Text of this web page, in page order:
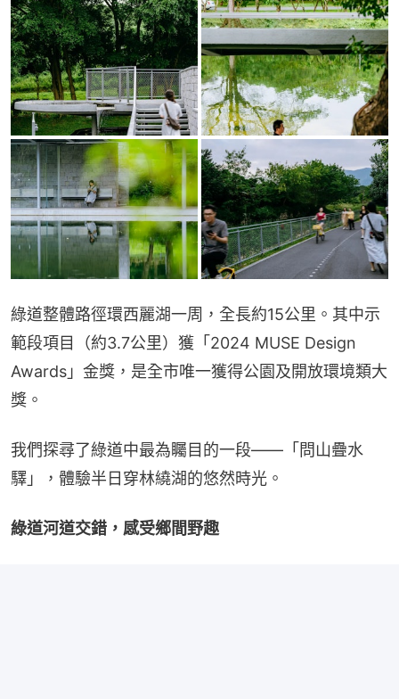
綠道整體路徑環西麗湖一周，全長約15公里。其中示
範段項目（約3.7公里）獲「2024 MUSE Design
Awards」金獎，是全市唯一獲得公園及開放環境類大
獎。
我們探尋了綠道中最為矚目的一段——「問山疊水
驛」，體驗半日穿林繞湖的悠然時光。
綠道河道交錯，感受鄉間野趣